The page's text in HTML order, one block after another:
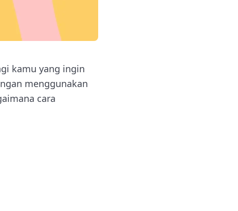
kamu yang ingin
menggunakan
cara